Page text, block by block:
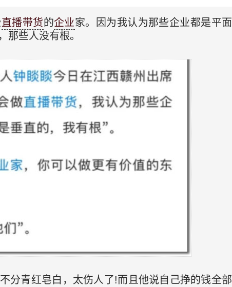
直播带货的企业家。因为我认为那些企业都是平面
那些人没有根。
分青红皂白，太伤人了!而且他说自己挣的钱全部